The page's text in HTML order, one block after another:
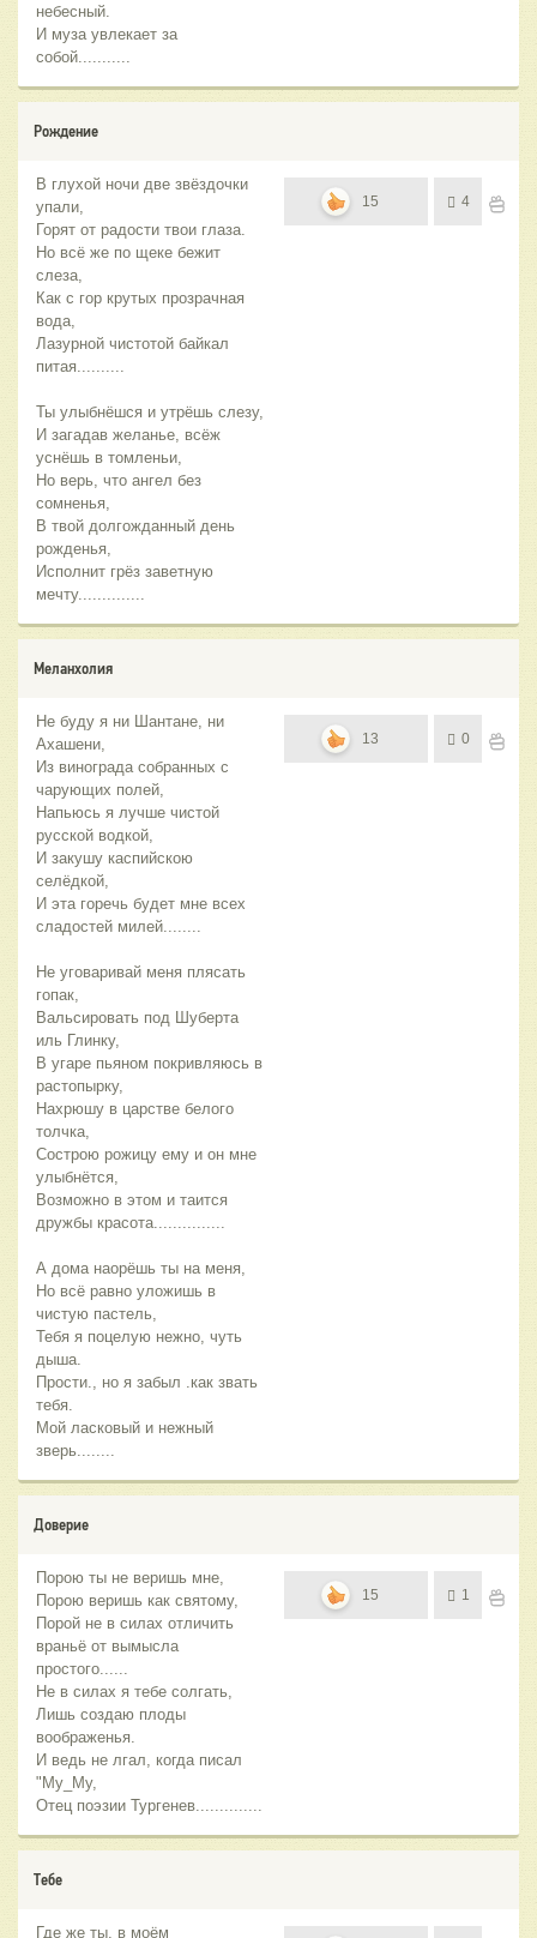
небесный.
И муза увлекает за
собой...........
Рождение
В глухой ночи две звёздочки
упали,
Горят от радости твои глаза.
Но всё же по щеке бежит
слеза,
Как с гор крутых прозрачная
вода,
Лазурной чистотой байкал
питая..........
Ты улыбнёшся и утрёшь слезу,
И загадав желанье, всёж
уснёшь в томленьи,
Но верь, что ангел без
сомненья,
В твой долгожданный день
рожденья,
Исполнит грёз заветную
мечту..............
15 4
Меланхолия
Не буду я ни Шантане, ни
Ахашени,
Из винограда собранных с
чарующих полей,
Напьюсь я лучше чистой
русской водкой,
И закушу каспийскою
селёдкой,
И эта горечь будет мне всех
сладостей милей........
Не уговаривай меня плясать
гопак,
Вальсировать под Шуберта
иль Глинку,
В угаре пьяном покривляюсь в
растопырку,
Нахрюшу в царстве белого
толчка,
Сострою рожицу ему и он мне
улыбнётся,
Возможно в этом и таится
дружбы красота...............
А дома наорёшь ты на меня,
Но всё равно уложишь в
чистую пастель,
Тебя я поцелую нежно, чуть
дыша.
Прости., но я забыл .как звать
тебя.
Мой ласковый и нежный
зверь........
13 0
Доверие
Порою ты не веришь мне,
Порою веришь как святому,
Порой не в силах отличить
враньё от вымысла
простого......
Не в силах я тебе солгать,
Лишь создаю плоды
воображенья.
И ведь не лгал, когда писал
"Му_Му,
Отец поэзии Тургенев..............
15 1
Тебе
Где же ты, в моём